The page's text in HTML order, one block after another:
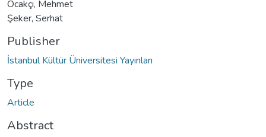
Ocakçı, Mehmet
Şeker, Serhat
Publisher
İstanbul Kültür Üniversitesi Yayınları
Type
Article
Abstract